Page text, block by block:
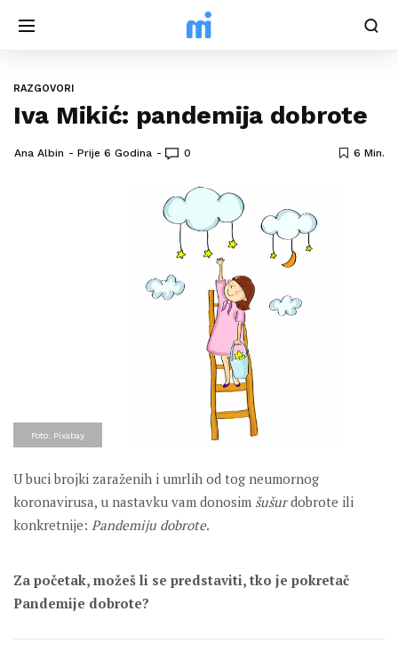
RAZGOVORI
Iva Mikić: pandemija dobrote
Ana Albin Prije 6 Godina 0 6 Min.
Foto: Pixabay
U buci brojki zaraženih i umrlih od tog neumornog
koronavirusa, u nastavku vam donosim šušurdobrote ili
konkretnije: Pandemiju dobrote.
Za početak, možeš li se predstaviti, tko je pokretač
Pandemije dobrote?